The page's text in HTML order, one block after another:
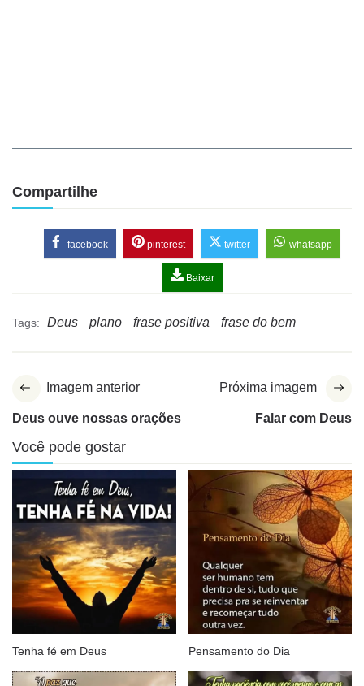
Compartilhe
facebook pinterest twitter whatsapp
Baixar
Tags: Deus plano frase positiva frase do bem
Imagem anterior
Deus ouve nossas orações
Próxima imagem
Falar com Deus
Você pode gostar
Tenha fé em Deus Pensamento do Dia